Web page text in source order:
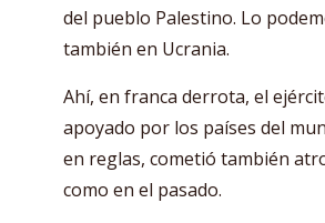
del pueblo Palestino. Lo
también en Ucrania.
Ahí, en franca derrota, el
apoyado por los países del
en reglas, cometió también
como en el pasado.